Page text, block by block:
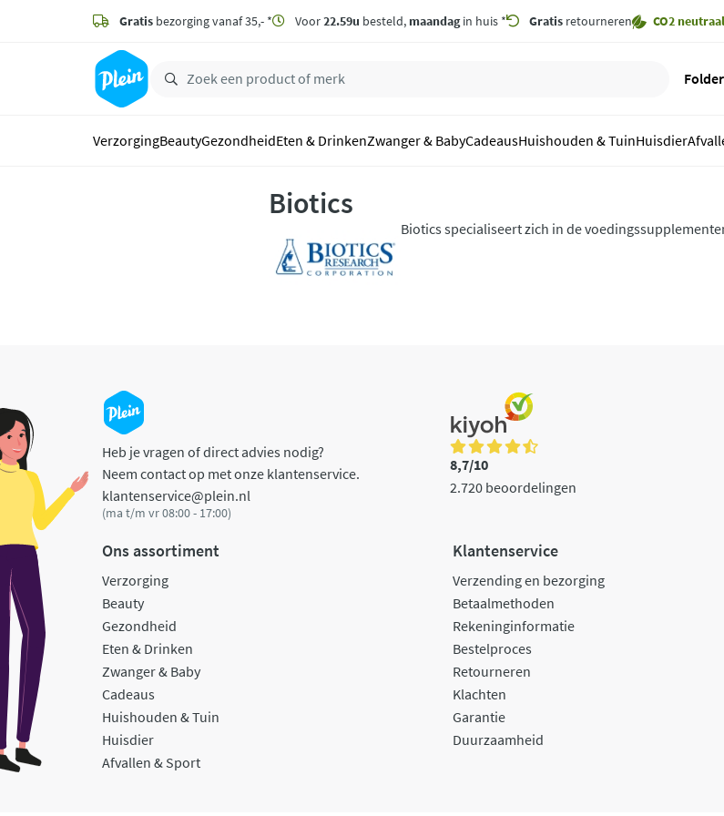
zoeken
hoofdinhoud
Gratis bezorging vanaf 35,- * Voor22.59u besteld, maandagin huis * Gratis retourneren CO2 neutraal
Folder
VerzorgingBeautyGezondheidEten & DrinkenZwanger & BabyCadeausHuishouden & TuinHuisdier
Biotics
Biotics specialiseert zich in de
Heb je vragen of direct advies nodig?
Neem contact op met onze klantenservice.
klantenservice@plein.nl
(ma t/m vr 08:00 - 17:00)
8,7/10
2.720 beoordelingen
Ons assortiment
Verzorging
Beauty
Gezondheid
Eten & Drinken
Zwanger & Baby
Cadeaus
Huishouden & Tuin
Huisdier
Afvallen & Sport
Klantenservice
Verzending en bezorging
Betaalmethoden
Rekeninginformatie
Bestelproces
Retourneren
Klachten
Garantie
Duurzaamheid